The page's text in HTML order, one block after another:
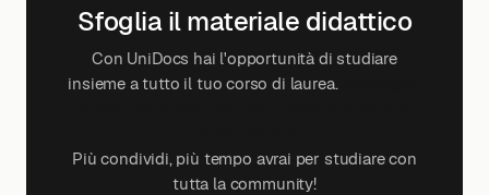
Sfoglia il materiale didattico
Con UniDocs hai l'opportunità di studiare
insieme a tutto il tuo corso di laurea.
Più condividi, più tempo avrai per studiare con
tutta la community!